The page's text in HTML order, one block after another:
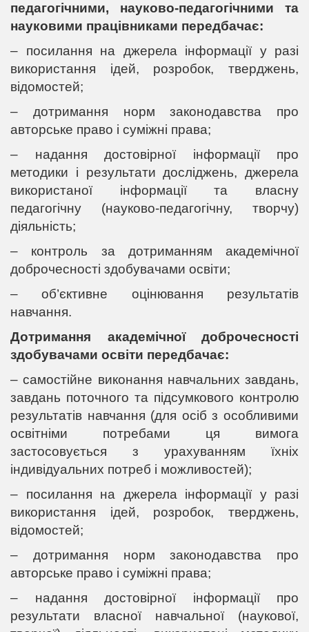
педагогічними, науково-педагогічними та
науковими працівниками передбачає:
– посилання на джерела інформації у разі
використання ідей, розробок, тверджень,
відомостей;
– дотримання норм законодавства про
авторське право і суміжні права;
– надання достовірної інформації про
методики і результати досліджень, джерела
використаної інформації та власну
педагогічну (науково-педагогічну, творчу)
діяльність;
– контроль за дотриманням академічної
доброчесності здобувачами освіти;
– об’єктивне оцінювання результатів
навчання.
Дотримання академічної доброчесності
здобувачами освіти передбачає:
– самостійне виконання навчальних завдань,
завдань поточного та підсумкового контролю
результатів навчання (для осіб з особливими
освітніми потребами ця вимога
застосовується з урахуванням їхніх
індивідуальних потреб і можливостей);
– посилання на джерела інформації у разі
використання ідей, розробок, тверджень,
відомостей;
– дотримання норм законодавства про
авторське право і суміжні права;
– надання достовірної інформації про
результати власної навчальної (наукової,